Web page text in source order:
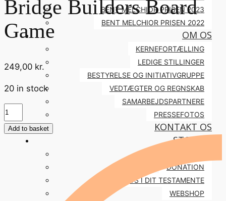
BENT MELCHIOR PRISEN 2023
BENT MELCHIOR PRISEN 2022
OM OS
KERNEFORTÆLLING
LEDIGE STILLINGER
BESTYRELSE OG INITIATIVGRUPPE
VEDTÆGTER OG REGNSKAB
SAMARBEJDSPARTNERE
PRESSEFOTOS
KONTAKT OS
STØT OS
DONATION
STØT OS I DIT TESTAMENTE
WEBSHOP
Bridge Builders Board
Game
249,00 kr.
20 in stock
Bridge
Builders
Board
Add to basket